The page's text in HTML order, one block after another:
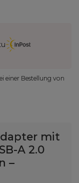
einer Bestellung von
mit
A 2.0
–